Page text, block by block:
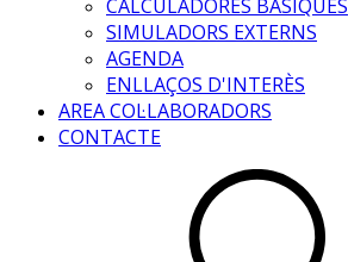
CALCULADORES BÀSIQUES
SIMULADORS EXTERNS
AGENDA
ENLLAÇOS D'INTERÈS
AREA COL·LABORADORS
CONTACTE